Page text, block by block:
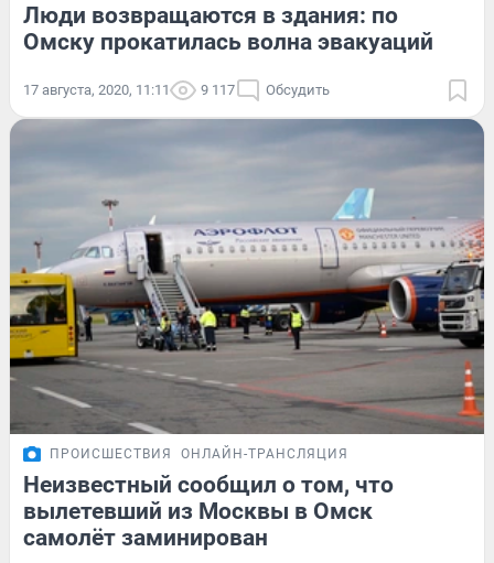
Люди возвращаются в здания: по
Омску прокатилась волна эвакуаций
17 августа, 2020, 11:11 9 117 Обсудить
ПРОИСШЕСТВИЯ ОНЛАЙН-ТРАНСЛЯЦИЯ
Неизвестный сообщил о том, что
вылетевший из Москвы в Омск
самолёт заминирован